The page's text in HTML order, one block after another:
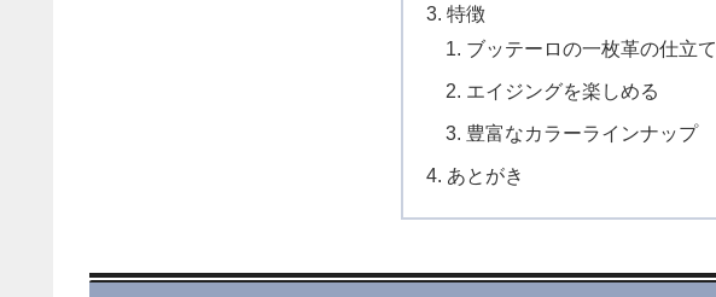
特徴
ブッテーロの一枚革の仕立て
エイジングを楽しめる
豊富なカラーラインナップ
あとがき